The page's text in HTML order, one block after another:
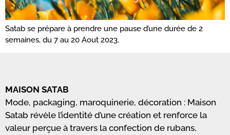
Satab se prépare à prendre une pause d’une durée de 2
semaines, du 7 au 20 Aout 2023.
MAISON SATAB
Mode, packaging, maroquinerie, décoration : Maison
Satab révèle l’identité d’une création et renforce la
valeur perçue à travers la confection de rubans,